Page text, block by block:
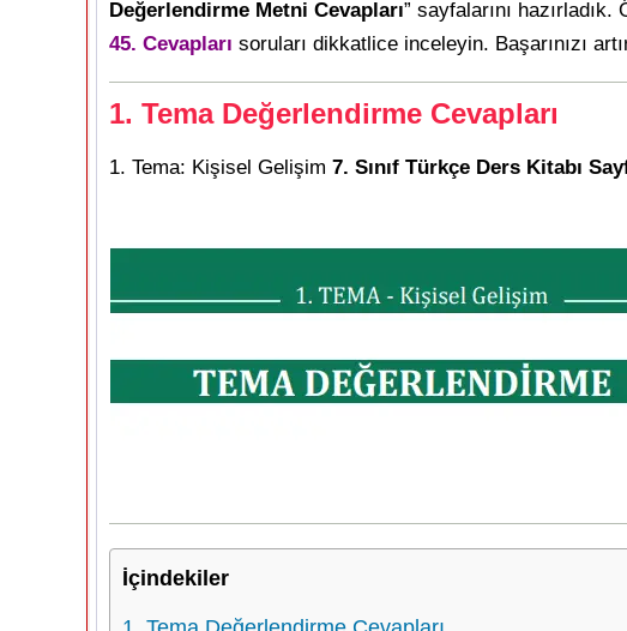
Değerlendirme Metni Cevapları” sayfalarını
45. Cevapları soruları dikkatlice inceleyin. Başarınızı
1. Tema Değerlendirme Cevapları
1. Tema: Kişisel Gelişim 7. Sınıf Türkçe Ders Kitabı
İçindekiler